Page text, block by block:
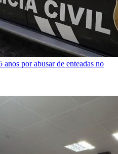
por abusar de enteadas no